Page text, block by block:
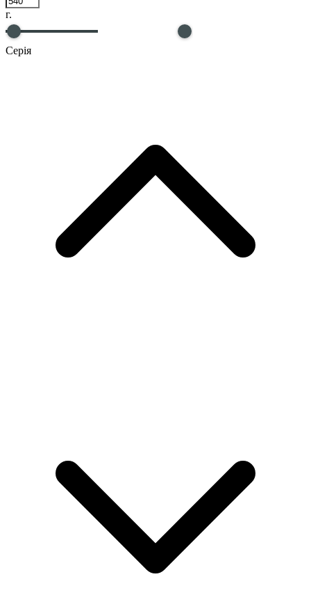
г.
Серія